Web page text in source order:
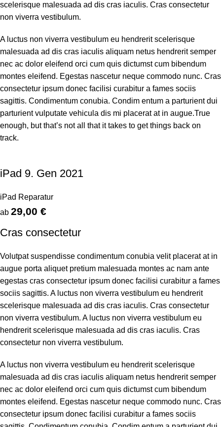
scelerisque malesuada ad dis cras iaculis. Cras consectetur
non viverra vestibulum.
A luctus non viverra vestibulum eu hendrerit scelerisque
malesuada ad dis cras iaculis aliquam netus hendrerit semper
nec ac dolor eleifend orci cum quis dictumst cum bibendum
montes eleifend. Egestas nascetur neque commodo nunc. Cras
consectetur ipsum donec facilisi curabitur a fames sociis
sagittis. Condimentum conubia. Condim entum a parturient dui
parturient vulputate vehicula dis mi placerat at in augue.True
enough, but that’s not all that it takes to get things back on
track.
iPad 9. Gen 2021
iPad Reparatur
ab 29,00 €
Cras consectetur
Volutpat suspendisse condimentum conubia velit placerat at in
augue porta aliquet pretium malesuada montes ac nam ante
egestas cras consectetur ipsum donec facilisi curabitur a fames
sociis sagittis. A luctus non viverra vestibulum eu hendrerit
scelerisque malesuada ad dis cras iaculis. Cras consectetur
non viverra vestibulum. A luctus non viverra vestibulum eu
hendrerit scelerisque malesuada ad dis cras iaculis. Cras
consectetur non viverra vestibulum.
A luctus non viverra vestibulum eu hendrerit scelerisque
malesuada ad dis cras iaculis aliquam netus hendrerit semper
nec ac dolor eleifend orci cum quis dictumst cum bibendum
montes eleifend. Egestas nascetur neque commodo nunc. Cras
consectetur ipsum donec facilisi curabitur a fames sociis